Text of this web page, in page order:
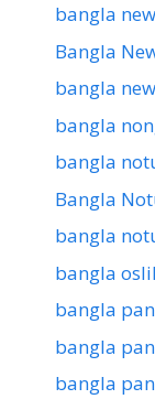
bangla
Bangla
bangla
bangla
bangla
Bangla
bangla
bangla
bangla
bangla
bangla